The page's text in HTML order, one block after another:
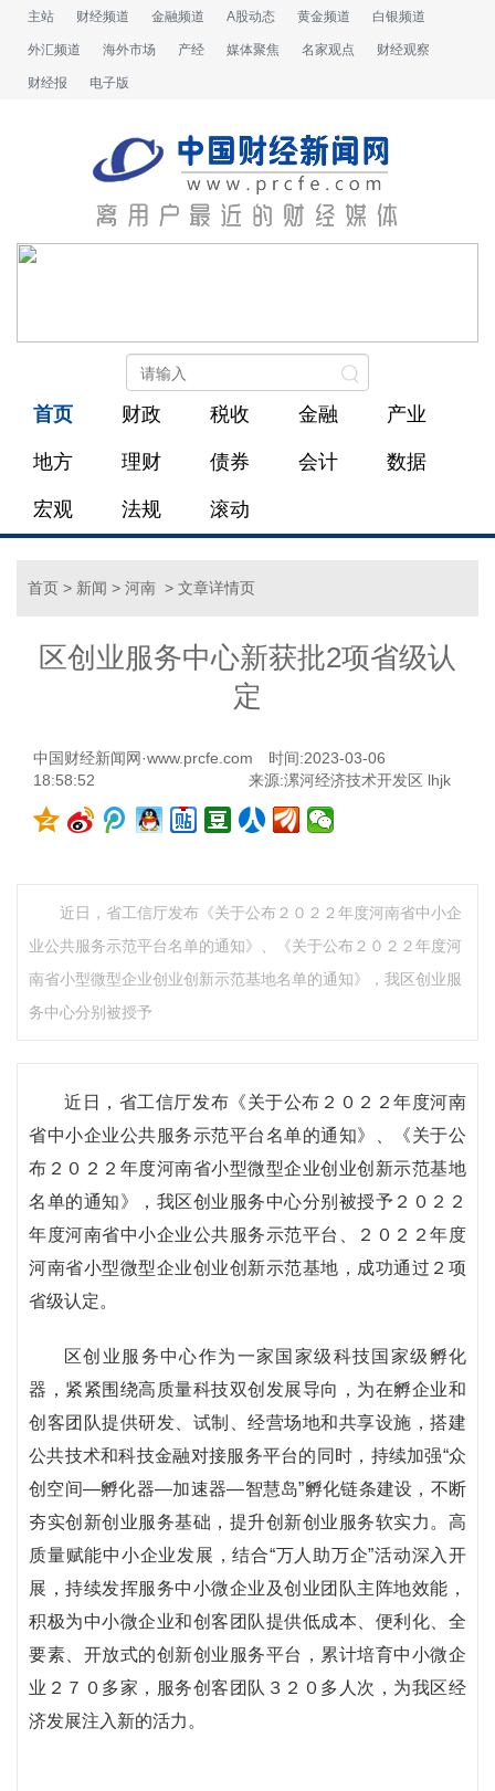
主站 财经频道 金融频道 A股动态 黄金频道 白银频道
外汇频道 海外市场 产经 媒体聚焦 名家观点 财经观察
财经报 电子版
首页 财政 税收 金融 产业
地方 理财 债券 会计 数据
宏观 法规 滚动
首页 > 新闻 > 河南 > 文章详情页
区创业服务中心新获批2项省级认
定
中国财经新闻网·www.prcfe.com
时间:2023-03-06
18:58:52
来源:漯河经济技术开发区 lhjk
近日，省工信厅发布《关于公布２０２２年度河南省中小企
业公共服务示范平台名单的通知》、《关于公布２０２２年度河
南省小型微型企业创业创新示范基地名单的通知》，我区创业服
务中心分别被授予
近日，省工信厅发布《关于公布２０２２年度河南
省中小企业公共服务示范平台名单的通知》、《关于公
布２０２２年度河南省小型微型企业创业创新示范基地
名单的通知》，我区创业服务中心分别被授予２０２２
年度河南省中小企业公共服务示范平台、２０２２年度
河南省小型微型企业创业创新示范基地，成功通过２项
省级认定。
区创业服务中心作为一家国家级科技国家级孵化
器，紧紧围绕高质量科技双创发展导向，为在孵企业和
创客团队提供研发、试制、经营场地和共享设施，搭建
公共技术和科技金融对接服务平台的同时，持续加强“众
创空间—孵化器—加速器—智慧岛”孵化链条建设，不断
夯实创新创业服务基础，提升创新创业服务软实力。高
质量赋能中小企业发展，结合“万人助万企”活动深入开
展，持续发挥服务中小微企业及创业团队主阵地效能，
积极为中小微企业和创客团队提供低成本、便利化、全
要素、开放式的创新创业服务平台，累计培育中小微企
业２７０多家，服务创客团队３２０多人次，为我区经
济发展注入新的活力。